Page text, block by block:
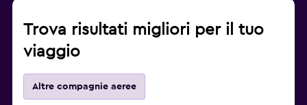
Trova risultati migliori per il tuo
viaggio
Altre compagnie aeree